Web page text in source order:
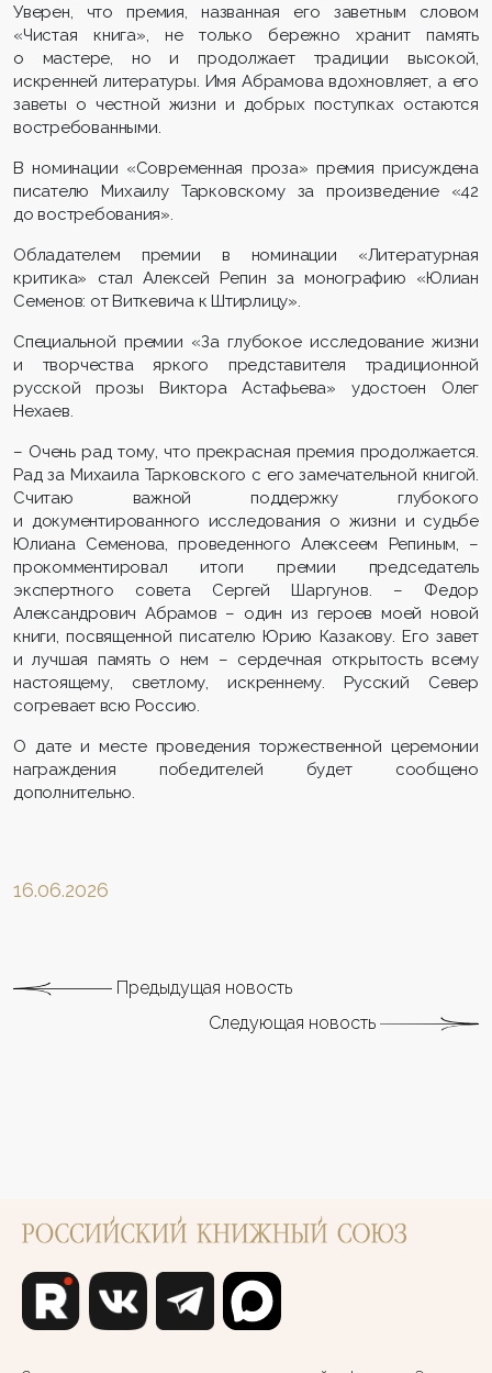
Уверен, что премия, названная его заветным словом
«Чистая книга», не только бережно хранит память
о мастере, но и продолжает традиции высокой,
искренней литературы. Имя Абрамова вдохновляет, а его
заветы о честной жизни и добрых поступках остаются
востребованными.
В номинации «Современная проза» премия присуждена
писателю Михаилу Тарковскому за произведение «42
до востребования».
Обладателем премии в номинации «Литературная
критика» стал Алексей Репин за монографию «Юлиан
Семенов: от Виткевича к Штирлицу».
Специальной премии «За глубокое исследование жизни
и творчества яркого представителя традиционной
русской прозы Виктора Астафьева» удостоен Олег
Нехаев.
– Очень рад тому, что прекрасная премия продолжается.
Рад за Михаила Тарковского с его замечательной книгой.
Считаю важной поддержку глубокого
и документированного исследования о жизни и судьбе
Юлиана Семенова, проведенного Алексеем Репиным, –
прокомментировал итоги премии председатель
экспертного совета Сергей Шаргунов. – Федор
Александрович Абрамов – один из героев моей новой
книги, посвященной писателю Юрию Казакову. Его завет
и лучшая память о нем – сердечная открытость всему
настоящему, светлому, искреннему. Русский Север
согревает всю Россию.
О дате и месте проведения торжественной церемонии
награждения победителей будет сообщено
дополнительно.
16.06.2026
Предыдущая новость
Следующая новость